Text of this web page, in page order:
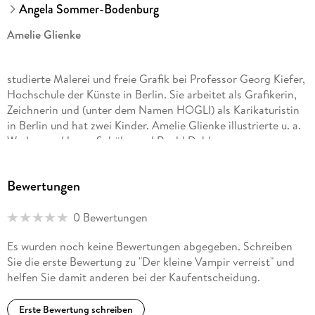
Angela Sommer-Bodenburg
Amelie Glienke
studierte Malerei und freie Grafik bei Professor Georg Kiefer,
Hochschule der Künste in Berlin. Sie arbeitet als Grafikerin,
Zeichnerin und (unter dem Namen HOGLI) als Karikaturistin
in Berlin und hat zwei Kinder. Amelie Glienke illustrierte u. a.
Werke von Hanne Schüler und Roald Dahl.
Angela Sommer-Bodenburg hat Pädagogik, Soziologie und
Hamburg und lebt in Silver City, New Mexico, USA, wo sie
wurde in 34 Sprachen übersetzt. Zudem gibt es Musicals,
Theaterstücke und Hörbücher zur Serie, außerdem wurde sie
zweimal für das Fernsehen verfilmt. Im Jahr 2000 kam eine
2017 hatte die erste 3D-Animation von «Der kleine Vampir»
Bewertungen
0 Bewertungen
Es wurden noch keine Bewertungen abgegeben. Schreiben
Sie die erste Bewertung zu "Der kleine Vampir verreist" und
helfen Sie damit anderen bei der Kaufentscheidung.
Erste Bewertung schreiben